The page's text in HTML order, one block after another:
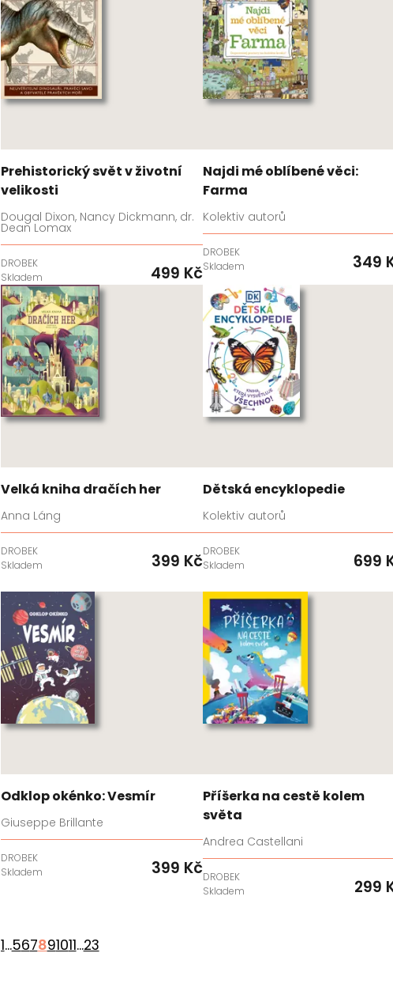
Prehistorický svět v životní
velikosti
Dougal Dixon, Nancy Dickmann, dr.
Dean Lomax
DROBEK
Skladem
499 Kč
Najdi mé oblíbené věci:
Farma
Kolektiv autorů
DROBEK
Skladem
349
Velká kniha dračích her
Anna Láng
DROBEK
Skladem
399 Kč
Dětská encyklopedie
Kolektiv autorů
DROBEK
Skladem
699
Odklop okénko: Vesmír
Giuseppe Brillante
DROBEK
Skladem
399 Kč
Příšerka na cestě kolem
světa
Andrea Castellani
DROBEK
Skladem
299
1...567891011...23